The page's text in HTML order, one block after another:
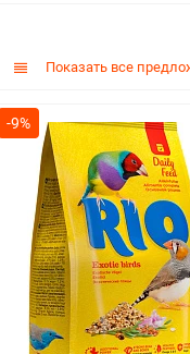
Показать все
-9%